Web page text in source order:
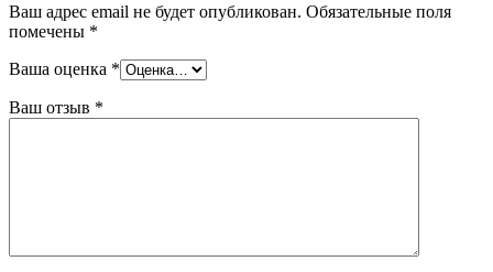
Ваш адрес email не будет опубликован. Обязательные поля
помечены *
Ваша оценка *
Ваш отзыв *